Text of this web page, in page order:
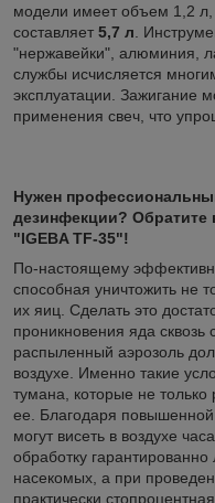
модели имеет объем 1,2 л,
составляет 5,7 л .
"нержавейки", алюминия,
службы исчисляется
эксплуатации. Зажигание
применения свеч, что
Нужен
дезинфекции? Обратите
"IGEBA TF-35"!
По-настоящему
способная уничтожить не
их яиц. Сделать это
проникновения яда сквозь
распыленный аэрозоль
воздухе. Именно такие
тумана, которые не
ее. Благодаря
могут висеть в воздухе
обработку
насекомых, а при
практически